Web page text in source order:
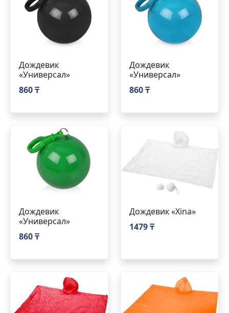
Дождевик
«Универсал»
860 ₸
Дождевик
«Универсал»
860 ₸
Дождевик
«Универсал»
860 ₸
Дождевик «Xina»
1479 ₸